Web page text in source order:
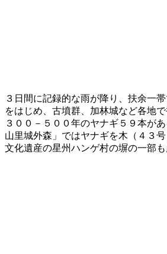
３日間に記録的な雨が降り、扶余一
をはじめ、古墳群、加林城など各地
３００－５００年のヤナギ５９本が
山里城外森」ではヤナギを木（４３
文化遺産の星州ハンゲ村の塀の一部も